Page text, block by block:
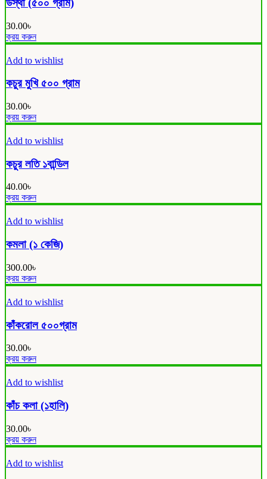
উস্থা (৫০০ গ্রাম)
30.00৳
ক্রয় করুন
Add to wishlist
কচুর মুখি ৫০০ গ্রাম
30.00৳
ক্রয় করুন
Add to wishlist
কচুর লতি ১বান্ডিল
40.00৳
ক্রয় করুন
Add to wishlist
কমলা (১ কেজি)
300.00৳
ক্রয় করুন
Add to wishlist
কাঁকরোল ৫০০গ্রাম
30.00৳
ক্রয় করুন
Add to wishlist
কাঁচ কলা (১হালি)
30.00৳
ক্রয় করুন
Add to wishlist